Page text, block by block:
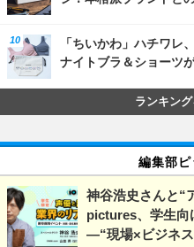
「ちいかわ」ハチワレ
ナイトブラ＆ショーツ
ランキン
編集部
神谷浩史さんと“
pictures、学生向
―“現場×ビジネ